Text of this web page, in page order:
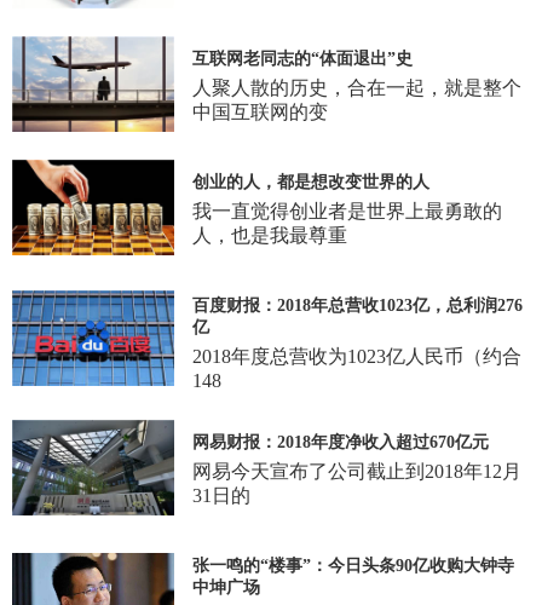
互联网老同志的“体面退出”史
人聚人散的历史，合在一起，就是整个
中国互联网的变
创业的人，都是想改变世界的人
我一直觉得创业者是世界上最勇敢的
人，也是我最尊重
百度财报：2018年总营收1023亿，总利润276
亿
2018年度总营收为1023亿人民币（约合
148
网易财报：2018年度净收入超过670亿元
网易今天宣布了公司截止到2018年12月
31日的
张一鸣的“楼事”：今日头条90亿收购大钟寺
中坤广场